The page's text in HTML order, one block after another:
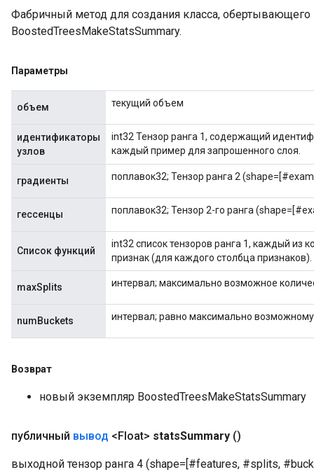
Фабричный метод для создания класса,
BoostedTreesMakeStatsSummary.
Параметры
объем текущий объем
идентификаторы
узлов
int32 Тензор ранга 1, содержащий
каждый пример для запрошенного слоя.
градиенты поплавок32; Тензор ранга 2
гессенцы поплавок32; Тензор 2-го ранга
Список функций
int32 список тензоров ранга 1, каждый из
признак (для каждого столбца признаков).
maxSplits интервал; максимально возможное
numBuckets интервал; равно максимально
Возврат
новый экземпляр BoostedTreesMakeStatsSummary
публичный вывод <Float> statsSummary ()
выходной тензор ранга 4 (shape=[#features, #splits,